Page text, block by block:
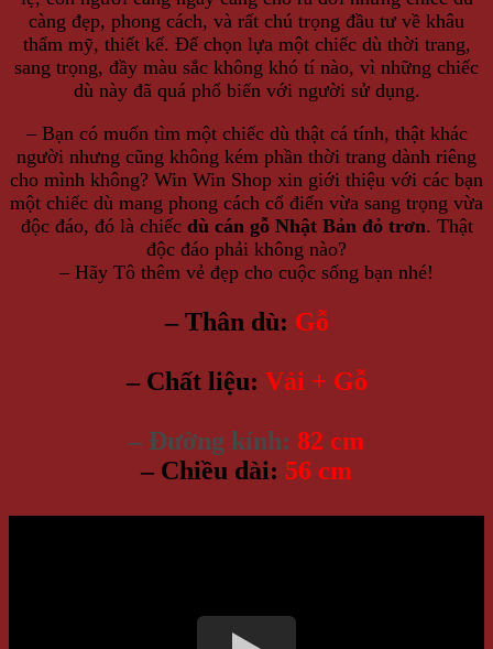
càng đẹp, phong cách, và rất chú trọng đầu tư về khâu
thẩm mỹ, thiết kế. Để chọn lựa một chiếc dù thời trang,
sang trọng, đầy màu sắc không khó tí nào, vì những chiếc
dù này đã quá phổ biến với người sử dụng.
– Bạn có muốn tìm một chiếc dù thật cá tính, thật khác
người nhưng cũng không kém phần thời trang dành riêng
cho mình không? Win Win Shop xin giới thiệu với các bạn
một chiếc dù mang phong cách cổ điển vừa sang trọng vừa
độc đáo, đó là chiếc dù cán gỗ Nhật Bản đỏ trơn. Thật
độc đáo phải không nào?
– Hãy Tô thêm vẻ đẹp cho cuộc sống bạn nhé!
– Thân dù: Gỗ
– Chất liệu: Vải + Gỗ
– Đường kính: 82 cm
– Chiều dài: 56 cm